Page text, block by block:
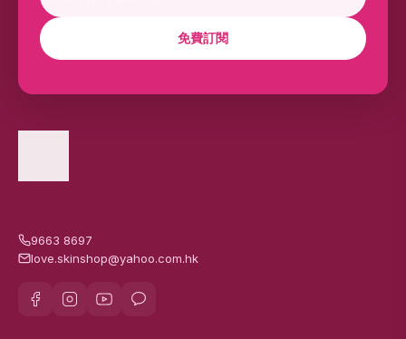
免費訂閱
9663 8697
love.skinshop@yahoo.com.hk